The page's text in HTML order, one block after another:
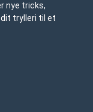
nye tricks,
trylleri til et